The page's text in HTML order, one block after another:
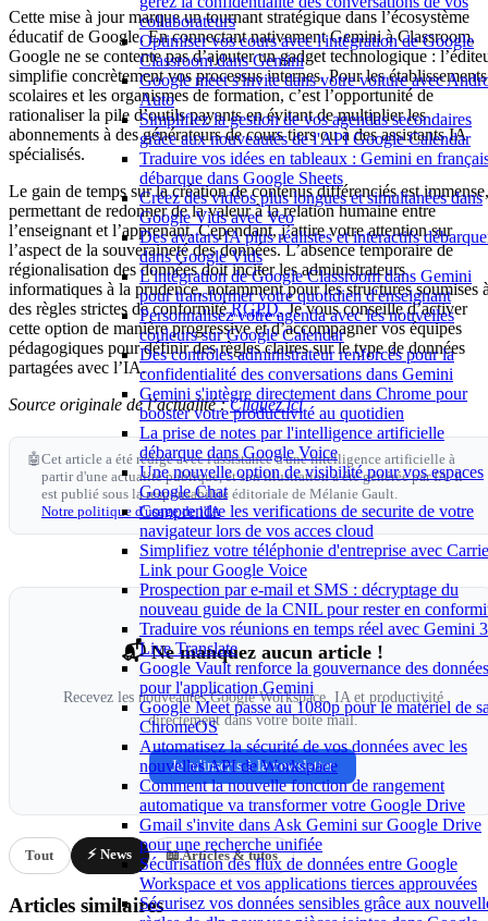
collaborateurs
Optimiser vos cours avec l'intégration de Google
Classroom dans Gemini
Google meet s'invite dans votre voiture avec
Auto
Simplifiez la gestion de vos agendas secondaires
grâce aux nouveautés de l'API Google Calendar
Traduire vos idées en tableaux : Gemini en
débarque dans Google Sheets
Créez des vidéos plus longues et simultanées dans
Google Vids avec Veo
Des avatars IA plus réalistes et interactifs
dans Google Vids
L'intégration de Google Classroom dans Gemini
pour transformer votre quotidien d'enseignant
Personnalisez votre agenda avec les nouvelles
couleurs sur Google Calendar
Des contrôles administrateur renforcés pour la
confidentialité des conversations dans Gemini
Gemini s'intègre directement dans Chrome pour
booster votre productivité au quotidien
La prise de notes par l'intelligence artificielle
débarque dans Google Voice
Une nouvelle option de visibilité pour vos espaces
Google Chat
Comprendre les verifications de securite de votre
navigateur lors de vos acces cloud
Simplifiez votre téléphonie d'entreprise avec
Link pour Google Voice
Prospection par e-mail et SMS : décryptage du
nouveau guide de la CNIL pour rester en
Traduire vos réunions en temps réel avec Gemini
Live Translate
Google Vault renforce la gouvernance des données
pour l'application Gemini
Google Meet passe au 1080p pour le matériel de
ChromeOS
Automatisez la sécurité de vos données avec les
nouvelles API de Workspace
Comment la nouvelle fonction de rangement
automatique va transformer votre Google Drive
Gmail s'invite dans Ask Gemini sur Google Drive
pour une recherche unifiée
Sécurisation des flux de données entre Google
Workspace et vos applications tierces approuvées
Sécurisez vos données sensibles grâce aux
Cette mise à jour marque un tournant stratégique dans l’écosystème
éducatif de Google. En connectant nativement Gemini à Classroom,
Google ne se contente pas d’ajouter un gadget technologique :
simplifie concrètement vos processus internes. Pour les établissements
scolaires et les organismes de formation, c’est l’opportunité de
rationaliser la pile d’outils payants en évitant de multiplier les
abonnements à des générateurs de cours tiers ou à des assistants IA
spécialisés.
Le gain de temps sur la création de contenus différenciés est immense,
permettant de redonner de la valeur à la relation humaine entre
l’enseignant et l’apprenant. Cependant, j’attire votre attention sur
l’aspect de la souveraineté des données. L’absence temporaire de
régionalisation des données doit inciter les administrateurs
informatiques à la prudence, notamment pour les structures soumises
des règles strictes de conformitéRGPD. Je vous conseille d’activer
cette option de manière progressive et d’accompagner vos équipes
pédagogiques pour définir des règles claires sur le type de données
partagées avec l’IA.
Source originale de l’actualité :Cliquez ici
🤖Cet article a été rédigé avec l'assistance d'une intelligence artificielle à
partir d'une actualité publique, et son illustration a été générée par IA. Il
est publié sous la responsabilité éditoriale de Mélanie Gault.
Notre politique d'usage de l'IA
📬 Ne manquez aucun article !
Recevez les nouveautés Google Workspace, IA et productivité
directement dans votre boîte mail.
Je m'inscris à la newsletter
Tout ⚡ News 📖 Articles & tutos
Articles similaires